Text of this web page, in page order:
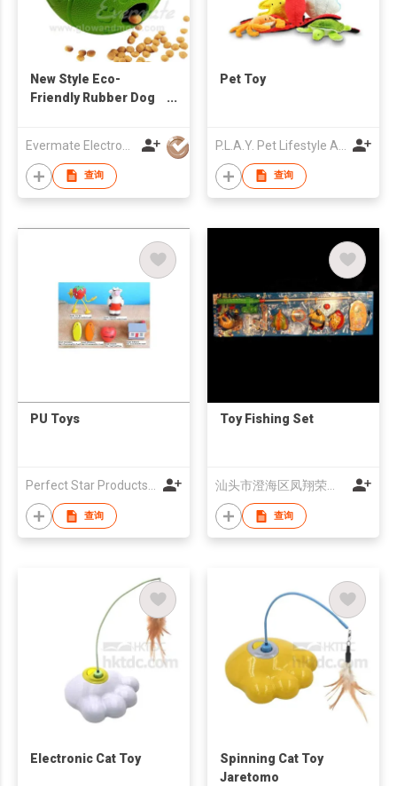
New Style Eco-
Friendly Rubber Dog
查询
Pet Toy
查询
PU Toys
查询
Toy Fishing Set
汕头市澄海区凤翔荣兴塑胶玩具厂
查询
Electronic Cat Toy
Spinning Cat Toy
Jaretomo